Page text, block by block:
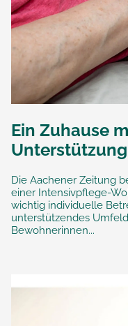
Ein Zuhause
Unterstützung
Die Aachener Zeitung
einer Intensivpflege-
wichtig individuelle
unterstützendes
Bewohnerinnen...